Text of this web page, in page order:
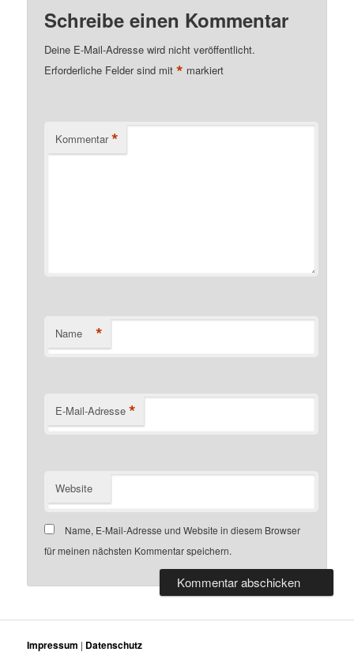
Schreibe einen Kommentar
Deine E-Mail-Adresse wird nicht veröffentlicht.
Erforderliche Felder sind mit* markiert
Kommentar *
Name *
E-Mail-Adresse *
Website
Name, E-Mail-Adresse und Website in diesem Browser
für meinen nächsten Kommentar speichern.
Impressum | Datenschutz